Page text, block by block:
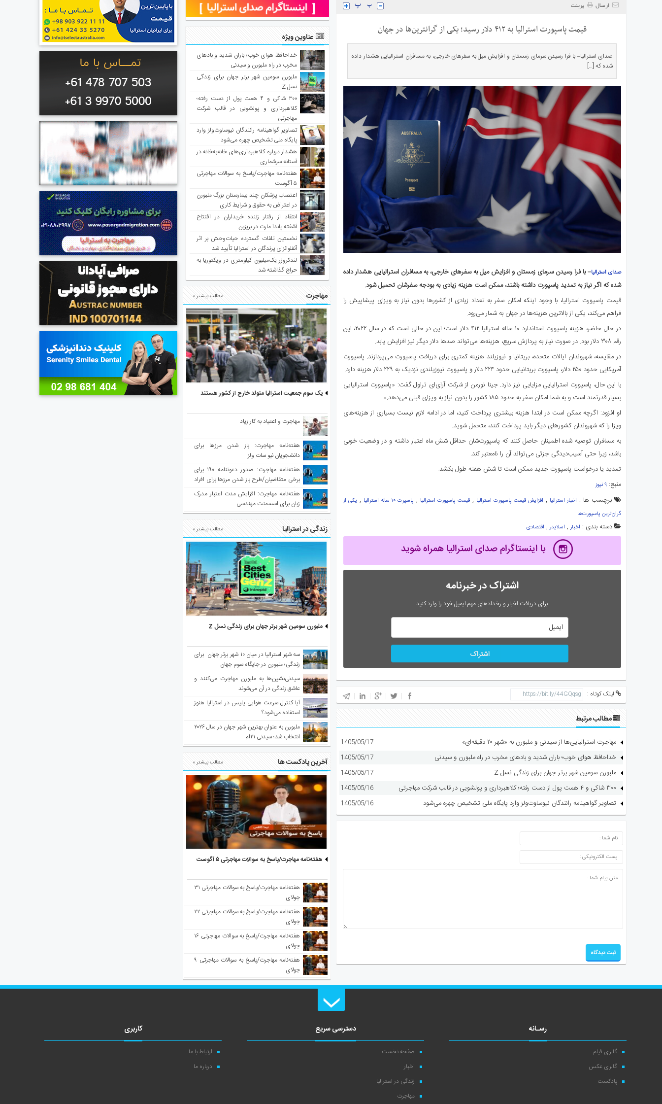
ارسال پرینت
قیمت پاسپورت استرالیا به ۴۱۲ دلار رسید؛ یکی از گرانترین‌ها در جهان
صدای استرالیا– با فرا رسیدن سرمای زمستان و افزایش میل به سفرهای خارجی، به مسافران استرالیایی هشدار داده
شده که […]
صدای استرالیا– با فرا رسیدن سرمای زمستان و افزایش میل به سفرهای خارجی، به مسافران استرالیایی هشدار داده
شده که اگر نیاز به تمدید پاسپورت داشته باشند، ممکن است هزینه زیادی به بودجه سفرشان تحمیل شود.
قیمت پاسپورت استرالیا، با وجود اینکه امکان سفر به تعداد زیادی از کشورها بدون نیاز به ویزای پیشاپیش را
فراهم می‌کند، یکی از بالاترین هزینه‌ها در جهان به شمار می‌رود.
در حال حاضر، هزینه پاسپورت استاندارد ۱۰ ساله استرالیا ۴۱۲ دلار است؛ این در حالی است که در سال ۲۰۲۲، این
رقم ۳۰۸ دلار بود. در صورت نیاز به پردازش سریع، هزینه‌ها می‌تواند صدها دلار دیگر نیز افزایش یابد.
در مقایسه، شهروندان ایالات متحده، بریتانیا و نیوزیلند هزینه کمتری برای دریافت پاسپورت می‌پردازند. پاسپورت
آمریکایی حدود ۲۵۰ دلار، پاسپورت بریتانیایی حدود ۲۲۴ دلار و پاسپورت نیوزیلندی نزدیک به ۲۲۹ دلار هزینه دارد.
با این حال، پاسپورت استرالیایی مزایایی نیز دارد. جینا نورمن از شرکت آر‌ای‌ای تراول گفت: «پاسپورت استرالیایی
بسیار قدرتمند است و به شما امکان سفر به حدود ۱۸۵ کشور را بدون نیاز به ویزای قبلی می‌دهد.»
او افزود: اگرچه ممکن است در ابتدا هزینه بیشتری پرداخت کنید، اما در ادامه لازم نیست بسیاری از هزینه‌های
ویزا را که شهروندان کشورهای دیگر باید پرداخت کنند، متحمل شوید.
به مسافران توصیه شده اطمینان حاصل کنند که پاسپورت‌شان حداقل شش ماه اعتبار داشته و در وضعیت خوبی
باشد، زیرا حتی آسیب‌دیدگی جزئی می‌تواند آن را نامعتبر کند.
تمدید یا درخواست پاسپورت جدید ممکن است تا شش هفته طول بکشد.
منبع: ۹ نیوز
برچسب ها : اخبار استرالیا , افزایش قیمت پاسپورت استرالیا ,قیمت پاسپورت استرالیا , پاسپرت ۱۰ ساله استرالیا , یکی از
گران‌ترین پاسپورت‌ها
دسته بندی : اخبار, اسلایدر, اقتصادی
اشتراک در خبرنامه
برای دریافت اخبار و رخدادهای مهم ایمیل خود را وارد کنید
اشتراک
لینک کوتاه :
مطالب مرتبط
مهاجرت استرالیایی‌ها از سیدنی و ملبورن به «شهر ۲۰ دقیقه‌ای» 1405/05/17
خداحافظ هوای خوب؛ باران شدید و بادهای مخرب در راه ملبورن و سیدنی 1405/05/17
ملبورن سومین شهر برتر جهان برای زندگی نسل Z 1405/05/17
۳۰۰ شاکی و ۴ همت پول از دست رفته؛ کلاهبرداری و پولشویی در قالب شرکت مهاجرتی 1405/05/16
تصاویر گواهینامه رانندگان نیوساوت‌ولز وارد پایگاه ملی تشخیص چهره می‌شود 1405/05/16
ارسال دیدگاه
عناوین ویژه
خداحافظ هوای خوب؛ باران شدید و بادهای
مخرب در راه ملبورن و سیدنی
ملبورن سومین شهر برتر جهان برای زندگی
نسل Z
۳۰۰ شاکی و ۴ همت پول از دست رفته؛
کلاهبرداری و پولشویی در قالب شرکت
مهاجرتی
تصاویر گواهینامه رانندگان نیوساوت‌ولز وارد
پایگاه ملی تشخیص چهره می‌شود
هشدار درباره کلاهبرداری‌های خانه‌به‌خانه در
آستانه سرشماری
هفته‌نامه مهاجرت/پاسخ به سوالات مهاجرتی
۵ آگوست
اعتصاب پزشکان چند بیمارستان بزرگ ملبورن
در اعتراض به حقوق و شرایط کاری
انتقاد از رفتار زننده خریداران در افتتاح
آشفته پاندا مارت در بریزبن
نخستین تلفات گسترده حیات‌وحش بر اثر
آنفلوانزای پرندگان در استرالیا تأیید شد
لندکروزر یک‌میلیون کیلومتری در ویکتوریا به
حراج گذاشته شد
مهاجرت مطالب بیشتر »
یک سوم جمعیت استرالیا متولد خارج از کشور هستند
مهاجرت و اعتیاد به کار زیاد
هفته‌نامه مهاجرت: باز شدن مرزها برای
دانشجویان نیو سات ولز
هفته‌نامه مهاجرت: صدور دعوتنامه ۱۹۰ برای
برخی متقاضیان/طرح باز شدن مرزها برای افراد
واکسینه شده
هفته‌نامه مهاجرت: افزایش مدت اعتبار مدرک
زبان برای اسسمنت مهندسی
زندگی در استرالیا مطالب بیشتر »
ملبورن سومین شهر برتر جهان برای زندگی نسل Z
سه شهر استرالیا در میان ۱۰ شهر برتر جهان برای
زندگی؛ ملبورن در جایگاه سوم جهان
سیدنی‌نشین‌ها به ملبورن مهاجرت می‌کنند و
عاشق زندگی در آن می‌شوند
آیا کنترل سرعت هوایی پلیس در استرالیا هنوز
استفاده می‌شود؟
ملبورن به عنوان بهترین شهر جهان در سال ۲۰۲۶
انتخاب شد؛ سیدنی ۲۱‌ام
آخرین پادکست ها مطالب بیشتر »
هفته‌نامه مهاجرت/پاسخ به سوالات مهاجرتی ۵ آگوست
هفته‌نامه مهاجرت/پاسخ به سوالات مهاجرتی ۳۱
جولای
هفته‌نامه مهاجرت/پاسخ به سوالات مهاجرتی ۲۲
جولای
هفته‌نامه مهاجرت/پاسخ به سوالات مهاجرتی ۱۶
جولای
هفته‌نامه مهاجرت/پاسخ به سوالات مهاجرتی ۹
جولای
رسـانه
گالری فیلم
گالری عکس
پادکست
دسترسی سریع
صفحه نخست
اخبار
زندگی در استرالیا
مهاجرت
کاربری
ارتباط با ما
درباره ما